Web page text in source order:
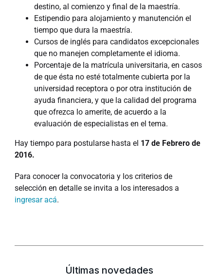
destino, al comienzo y final de la maestría.
Estipendio para alojamiento y manutención el
tiempo que dura la maestría.
Cursos de inglés para candidatos excepcionales
que no manejen completamente el idioma.
Porcentaje de la matrícula universitaria, en casos
de que ésta no esté totalmente cubierta por la
universidad receptora o por otra institución de
ayuda financiera, y que la calidad del programa
que ofrezca lo amerite, de acuerdo a la
evaluación de especialistas en el tema.
Hay tiempo para postularse hasta el 17 de Febrero de
2016.
Para conocer la convocatoria y los criterios de
selección en detalle se invita a los interesados a
ingresar acá.
Últimas novedades